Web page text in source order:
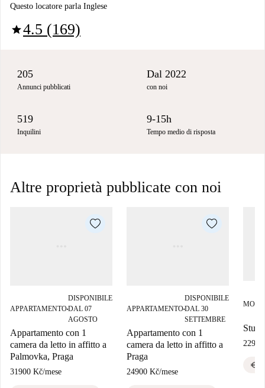
Questo locatore parla Inglese
star4.5 (169)
205
Annunci pubblicati
Dal 2022
con noi
519
Inquilini
9-15h
Tempo medio di risposta
Altre proprietà pubblicate con noi
APPARTAMENTO■
DISPONIBILE
DAL 07
AGOSTO
Appartamento con 1
camera da letto in affitto a
Palmovka, Praga
31900 Kč/mese
APPARTAMENTO■
DISPONIBILE
DAL 30
SETTEMBRE
Appartamento con 1
camera da letto in affitto a
Praga
24900 Kč/mese
euro